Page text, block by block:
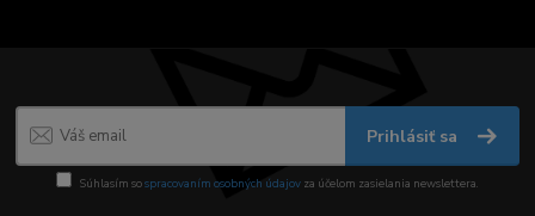
Prihlásiť sa
Súhlasím sospracovaním osobných údajov za účelom zasielania newslettera.